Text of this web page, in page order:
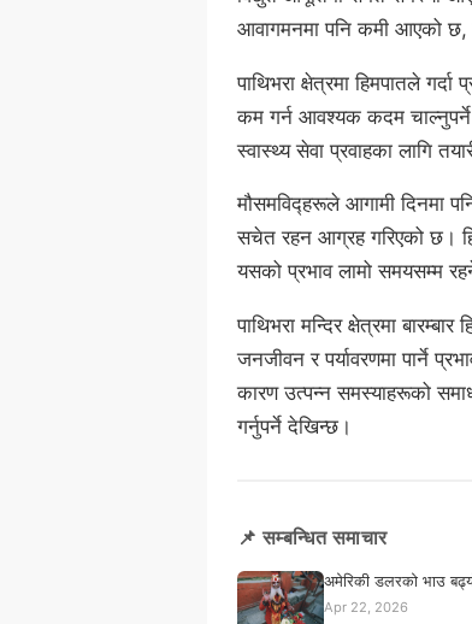
आवागमनमा पनि कमी आएको छ,
पाथिभरा क्षेत्रमा हिमपातले
कम गर्न आवश्यक कदम चाल्नुपर्ने
स्वास्थ्य सेवा प्रवाहका लागि
मौसमविद्हरूले आगामी दिनमा
सचेत रहन आग्रह गरिएको छ।
यसको प्रभाव लामो समयसम्म
पाथिभरा मन्दिर क्षेत्रमा
जनजीवन र पर्यावरणमा पार्ने
कारण उत्पन्न समस्याहरूको
गर्नुपर्ने देखिन्छ।
📌 सम्बन्धित समाचार
अमेरिकी डलरको भाउ
Apr 22, 2026